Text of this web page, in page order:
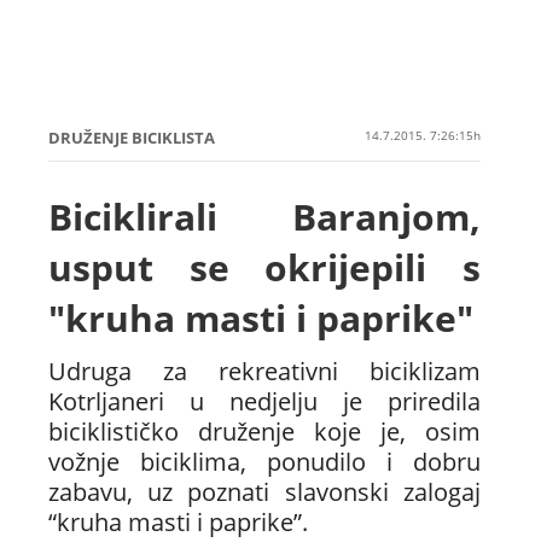
DRUŽENJE BICIKLISTA 14.7.2015. 7:26:15h
Biciklirali Baranjom,
usput se okrijepili s
"kruha masti i paprike"
Udruga za rekreativni biciklizam
Kotrljaneri u nedjelju je priredila
biciklističko druženje koje je, osim
vožnje biciklima, ponudilo i dobru
zabavu, uz poznati slavonski zalogaj
“kruha masti i paprike”.